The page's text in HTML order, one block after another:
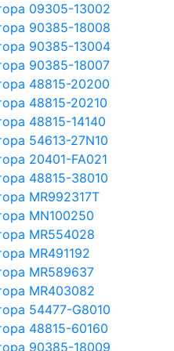
09305-13002
90385-18008
90385-13004
90385-18007
48815-20200
48815-20210
48815-14140
54613-27N10
20401-FA021
48815-38010
MR992317T
MN100250
MR554028
MR491192
MR589637
MR403082
54477-G8010
48815-60160
90385-18009